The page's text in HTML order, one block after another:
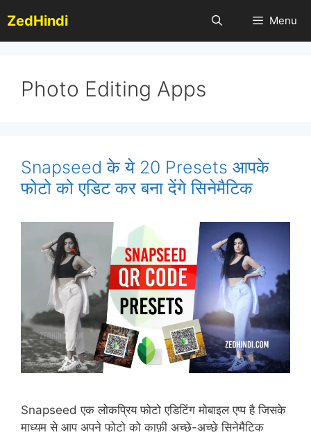
to
content
ZedHindi Menu
Photo Editing Apps
Snapseed के ये 20 Presets आपके
फोटो को एडिट कर बना देंगे सिनेमैटिक
Snapseed एक लोकप्रिय फोटो एडिटिंग मोबाइल एप्प है जिसके
माध्यम से आप अपने फोटो को काफ़ी अच्छे-अच्छे सिनेमैटिक